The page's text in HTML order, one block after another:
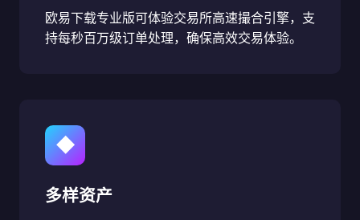
欧易下载专业版可体验交易所高速撮合引擎，支
持每秒百万级订单处理，确保高效交易体验。
◆
多样资产